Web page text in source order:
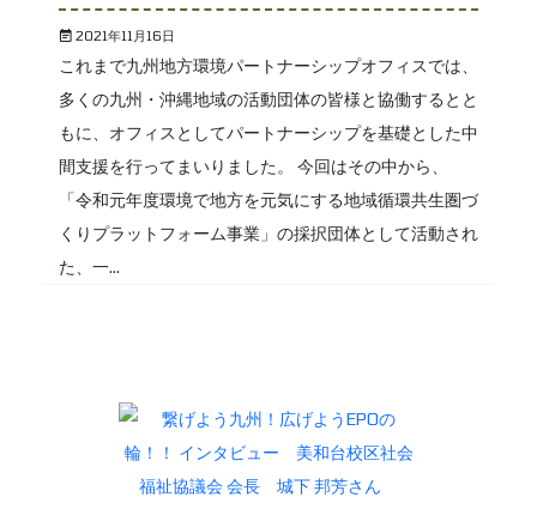
2021年11月16日
これまで九州地方環境パートナーシップオフィスでは、
多くの九州・沖縄地域の活動団体の皆様と協働するとと
もに、オフィスとしてパートナーシップを基礎とした中
間支援を行ってまいりました。 今回はその中から、
「令和元年度環境で地方を元気にする地域循環共生圏づ
くりプラットフォーム事業」の採択団体として活動され
た、一...